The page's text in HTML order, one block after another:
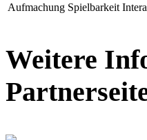
Aufmachung Spielbarkeit
Weitere